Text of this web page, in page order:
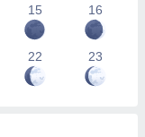
15 16
22 23